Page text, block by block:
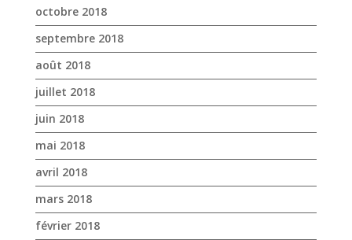
mai 2018
avril 2018
mars 2018
février 2018
janvier 2018
décembre 2017
novembre 2017
octobre 2017
avril 2017